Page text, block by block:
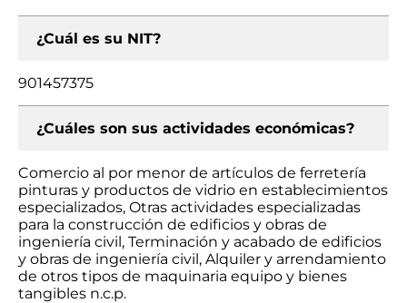
¿Cuál es su NIT?
901457375
¿Cuáles son sus actividades económicas?
Comercio al por menor de artículos de ferretería
pinturas y productos de vidrio en establecimientos
especializados, Otras actividades especializadas
para la construcción de edificios y obras de
ingeniería civil, Terminación y acabado de edificios
y obras de ingeniería civil, Alquiler y arrendamiento
de otros tipos de maquinaria equipo y bienes
tangibles n.c.p.